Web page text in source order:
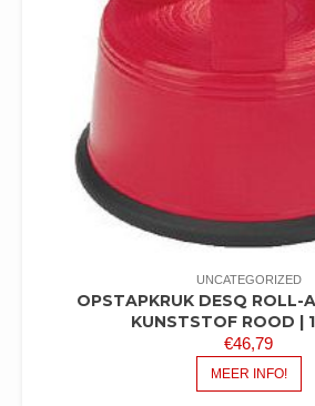
UNCATEGORIZED
OPSTAPKRUK DESQ ROLL-
KUNSTSTOF ROOD |
€46,79
MEER INFO!